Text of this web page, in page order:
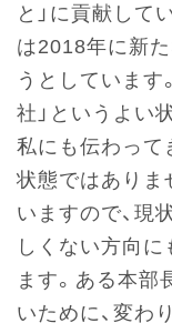
と」に貢献して
は2018年に新
うとしています
社」というよい
私にも伝わって
状態ではありま
いますので、現
しくない方向
ます。ある本部
いために、変わ